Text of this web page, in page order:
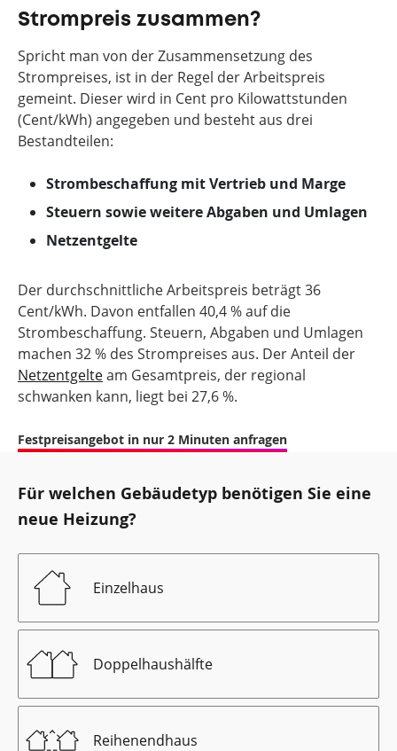
Strompreis zusammen?
Spricht man von der Zusammensetzung des
Strompreises, ist in der Regel der Arbeitspreis
gemeint. Dieser wird in Cent pro Kilowattstunden
(Cent/kWh) angegeben und besteht aus drei
Bestandteilen:
Strombeschaffung mit Vertrieb und Marge
Steuern sowie weitere Abgaben und Umlagen
Netzentgelte
Der durchschnittliche Arbeitspreis beträgt 36
Cent/kWh. Davon entfallen 40,4 % auf die
Strombeschaffung. Steuern, Abgaben und Umlagen
machen 32 % des Strompreises aus. Der Anteil der
Netzentgelteam Gesamtpreis, der regional
schwanken kann, liegt bei 27,6 %.
Festpreisangebot in nur 2 Minuten anfragen
Für welchen Gebäudetyp benötigen Sie eine
neue Heizung?
Einzelhaus
Doppelhaushälfte
Reihenendhaus